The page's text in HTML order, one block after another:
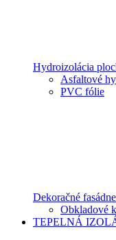
Hydroizolácia
Asfaltové
PVC fólie
Dekoračné
Obkladové
TEPELNÁ